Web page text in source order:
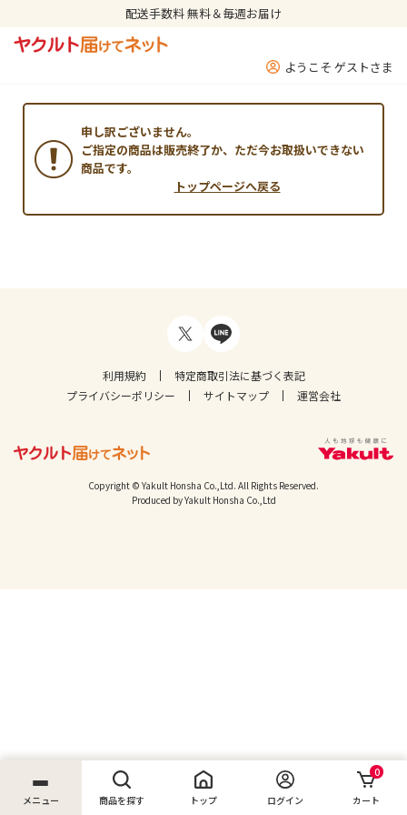
配送手数料 無料＆毎週お届け
ようこそ ゲストさま
メニュー 商品を探す トップ ログイン
0
カート
申し訳ございません。
ご指定の商品は販売終了か、ただ今お取扱いできない
商品です。
トップページへ戻る
利用規約
特定商取引法に基づく表記
プライバシーポリシー
サイトマップ 運営会社
Copyright © Yakult Honsha Co.,Ltd. All Rights Reserved.
Produced by Yakult Honsha Co.,Ltd